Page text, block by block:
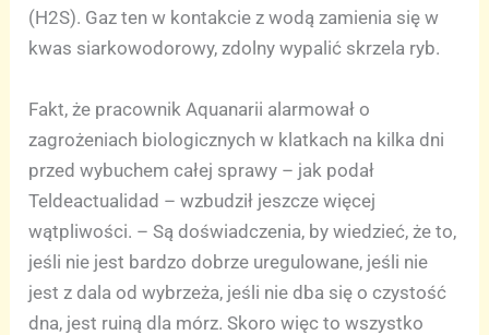
(H2S). Gaz ten w kontakcie z wodą zamienia się w
kwas siarkowodorowy, zdolny wypalić skrzela ryb.
Fakt, że pracownik Aquanarii alarmował o
zagrożeniach biologicznych w klatkach na kilka dni
przed wybuchem całej sprawy – jak podał
Teldeactualidad – wzbudził jeszcze więcej
wątpliwości. – Są doświadczenia, by wiedzieć, że to,
jeśli nie jest bardzo dobrze uregulowane, jeśli nie
jest z dala od wybrzeża, jeśli nie dba się o czystość
dna, jest ruiną dla mórz. Skoro więc to wszystko